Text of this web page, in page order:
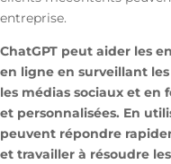
entreprise.
ChatGPT peut aider les
en ligne en surveillant
les médias sociaux et en
et personnalisées. En
peuvent répondre
et travailler à résoudre